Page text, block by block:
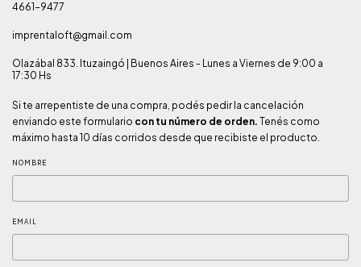
4661-9477
imprentaloft@gmail.com
Olazábal 833. Ituzaingó | Buenos Aires - Lunes a Viernes de 9:00 a
17:30 Hs
Si te arrepentiste de una compra, podés pedir la cancelación
enviando este formulario con tu número de orden. Tenés como
máximo hasta 10 días corridos desde que recibiste el producto.
NOMBRE
EMAIL